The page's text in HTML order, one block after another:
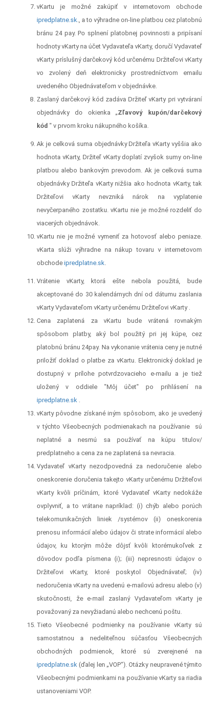
vKartu je možné zakúpiť v internetovom obchode
ipredplatne.sk., a to výhradne on-line platbou cez platobnú
bránu 24 pay. Po splnení platobnej povinnosti a pripísaní
hodnoty vKarty na účet Vydavateľa vKarty, doručí Vydavateľ
vKarty príslušný darčekový kód určenému Držiteľovi vKarty
vo zvolený deň elektronicky prostredníctvom emailu
uvedeného Objednávateľom v objednávke.
Zaslaný darčekový kód zadáva Držiteľ vKarty pri vytváraní
objednávky do okienka „Zľavový kupón/darčekový
kód " v prvom kroku nákupného košíka.
Ak je celková suma objednávky Držiteľa vKarty vyššia ako
hodnota vKarty, Držiteľ vKarty doplatí zvyšok sumy on-line
platbou alebo bankovým prevodom. Ak je celková suma
objednávky Držiteľa vKarty nižšia ako hodnota vKarty, tak
Držiteľovi vKarty nevzniká nárok na vyplatenie
nevyčerpaného zostatku. vKartu nie je možné rozdeliť do
viacerých objednávok.
vKartu nie je možné vymeniť za hotovosť alebo peniaze.
vKarta slúži výhradne na nákup tovaru
v internetovom
obchode ipredplatne.sk.
Vrátenie vKarty, ktorá ešte nebola použitá, bude
akceptované do 30 kalendárnych dní od dátumu zaslania
vKarty Vydavateľom vKarty určenému Držiteľovi vKarty .
Cena zaplatená za vKartu bude vrátená rovnakým
spôsobom platby, aký bol použitý pri jej kúpe, cez
platobnú bránu 24pay. Na vykonanie vrátenia ceny je nutné
priložiť doklad o platbe za vKartu. Elektronický doklad je
dostupný v prílohe potvrdzovacieho e-mailu a je tiež
uložený v oddiele "Môj účet" po prihlásení na
ipredplatne.sk .
vKarty pôvodne získanéiným spôsobom, ako je uvedený
v týchto Všeobecných podmienakach na používanie
sú
neplatné a nesmú sa používať na kúpu titulov/
predplatneho a cena za ne zaplatená sa nevracia.
Vydavateľ vKarty nezodpovedná za nedoručenie alebo
oneskorenie doručenia takejto vKarty určenému Držiteľovi
vKarty kvôli príčinám, ktoré Vydavateľ vKarty nedokáže
ovplyvniť, a to vrátane napríklad: (i) chýb alebo porúch
telekomunikačných liniek /systémov (ii) oneskorenia
prenosu informácií alebo údajov či strate informácií alebo
údajov, ku ktorým môže dôjsť kvôli ktorémukoľvek z
dôvodov podľa písmena (i); (iii) nepresnosti údajov o
Držiteľovi vKarty, ktoré poskytol Objednávateľ; (iv)
nedoručenia vKarty na uvedenú e-mailovú adresu alebo (v)
skutočnosti, že e-mail zaslaný Vydavateľom vKarty je
považovaný za nevyžiadanú alebo nechcenú poštu.
Tieto Všeobecné podmienky na používanie vKarty sú
samostatnou a nedeliteľnou súčasťou Všeobecných
obchodných podmienok, ktoré sú zverejnené na
ipredplatne.sk (ďalej len „VOP“). Otázky neupravené týmito
Všeobecnými podmienkami na používanie vKarty sa riadia
ustanoveniami VOP.